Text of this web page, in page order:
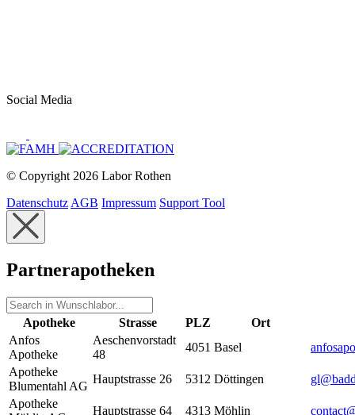
Social Media
© Copyright 2026 Labor Rothen
Datenschutz AGB Impressum Support Tool
Partnerapotheken
Apotheke Strasse PLZ
Ort
Anfos
Apotheke
Aeschenvorstadt
48
4051 Basel
Apotheke
Blumentahl AG
Hauptstrasse 26 5312 Döttingen
Apotheke
Hauptstrasse 64 4313 Möhlin